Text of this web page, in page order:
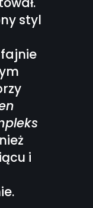
styl
i